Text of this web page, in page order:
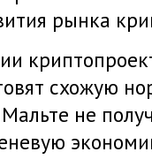
рынка
схожую
не